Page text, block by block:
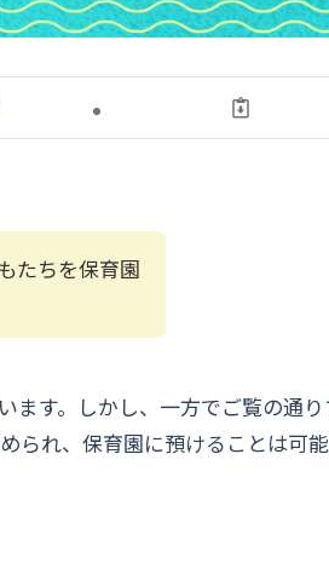
たちを保育園
ます。しかし、一方でご覧の通
られ、保育園に預けることは可能